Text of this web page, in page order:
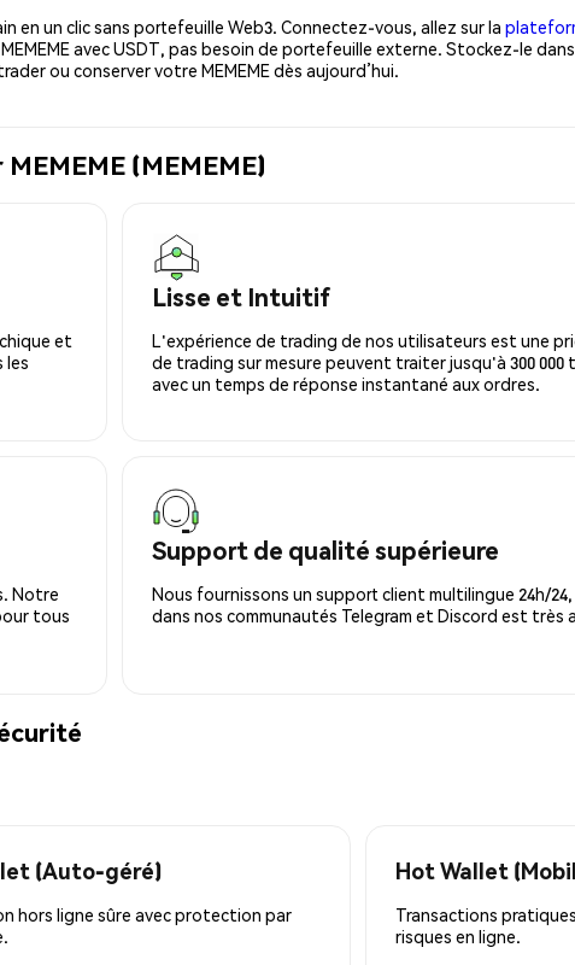
en un clic sans portefeuille Web3. Connectez-vous, allez sur la
avec USDT, pas besoin de portefeuille externe. Stockez-le
ou conserver votre MEMEME dès aujourd’hui.
(MEMEME)
et
les
Lisse et Intuitif
L'expérience de trading de nos utilisateurs est une
de trading sur mesure peuvent traiter jusqu'à 300
avec un temps de réponse instantané aux ordres.
Notre
tous
Support de qualité supérieure
Nous fournissons un support client multilingue 24h/
dans nos communautés Telegram et Discord est très
(Auto-géré)
hors ligne sûre avec protection par
Hot Wallet
Transactions
risques en ligne.